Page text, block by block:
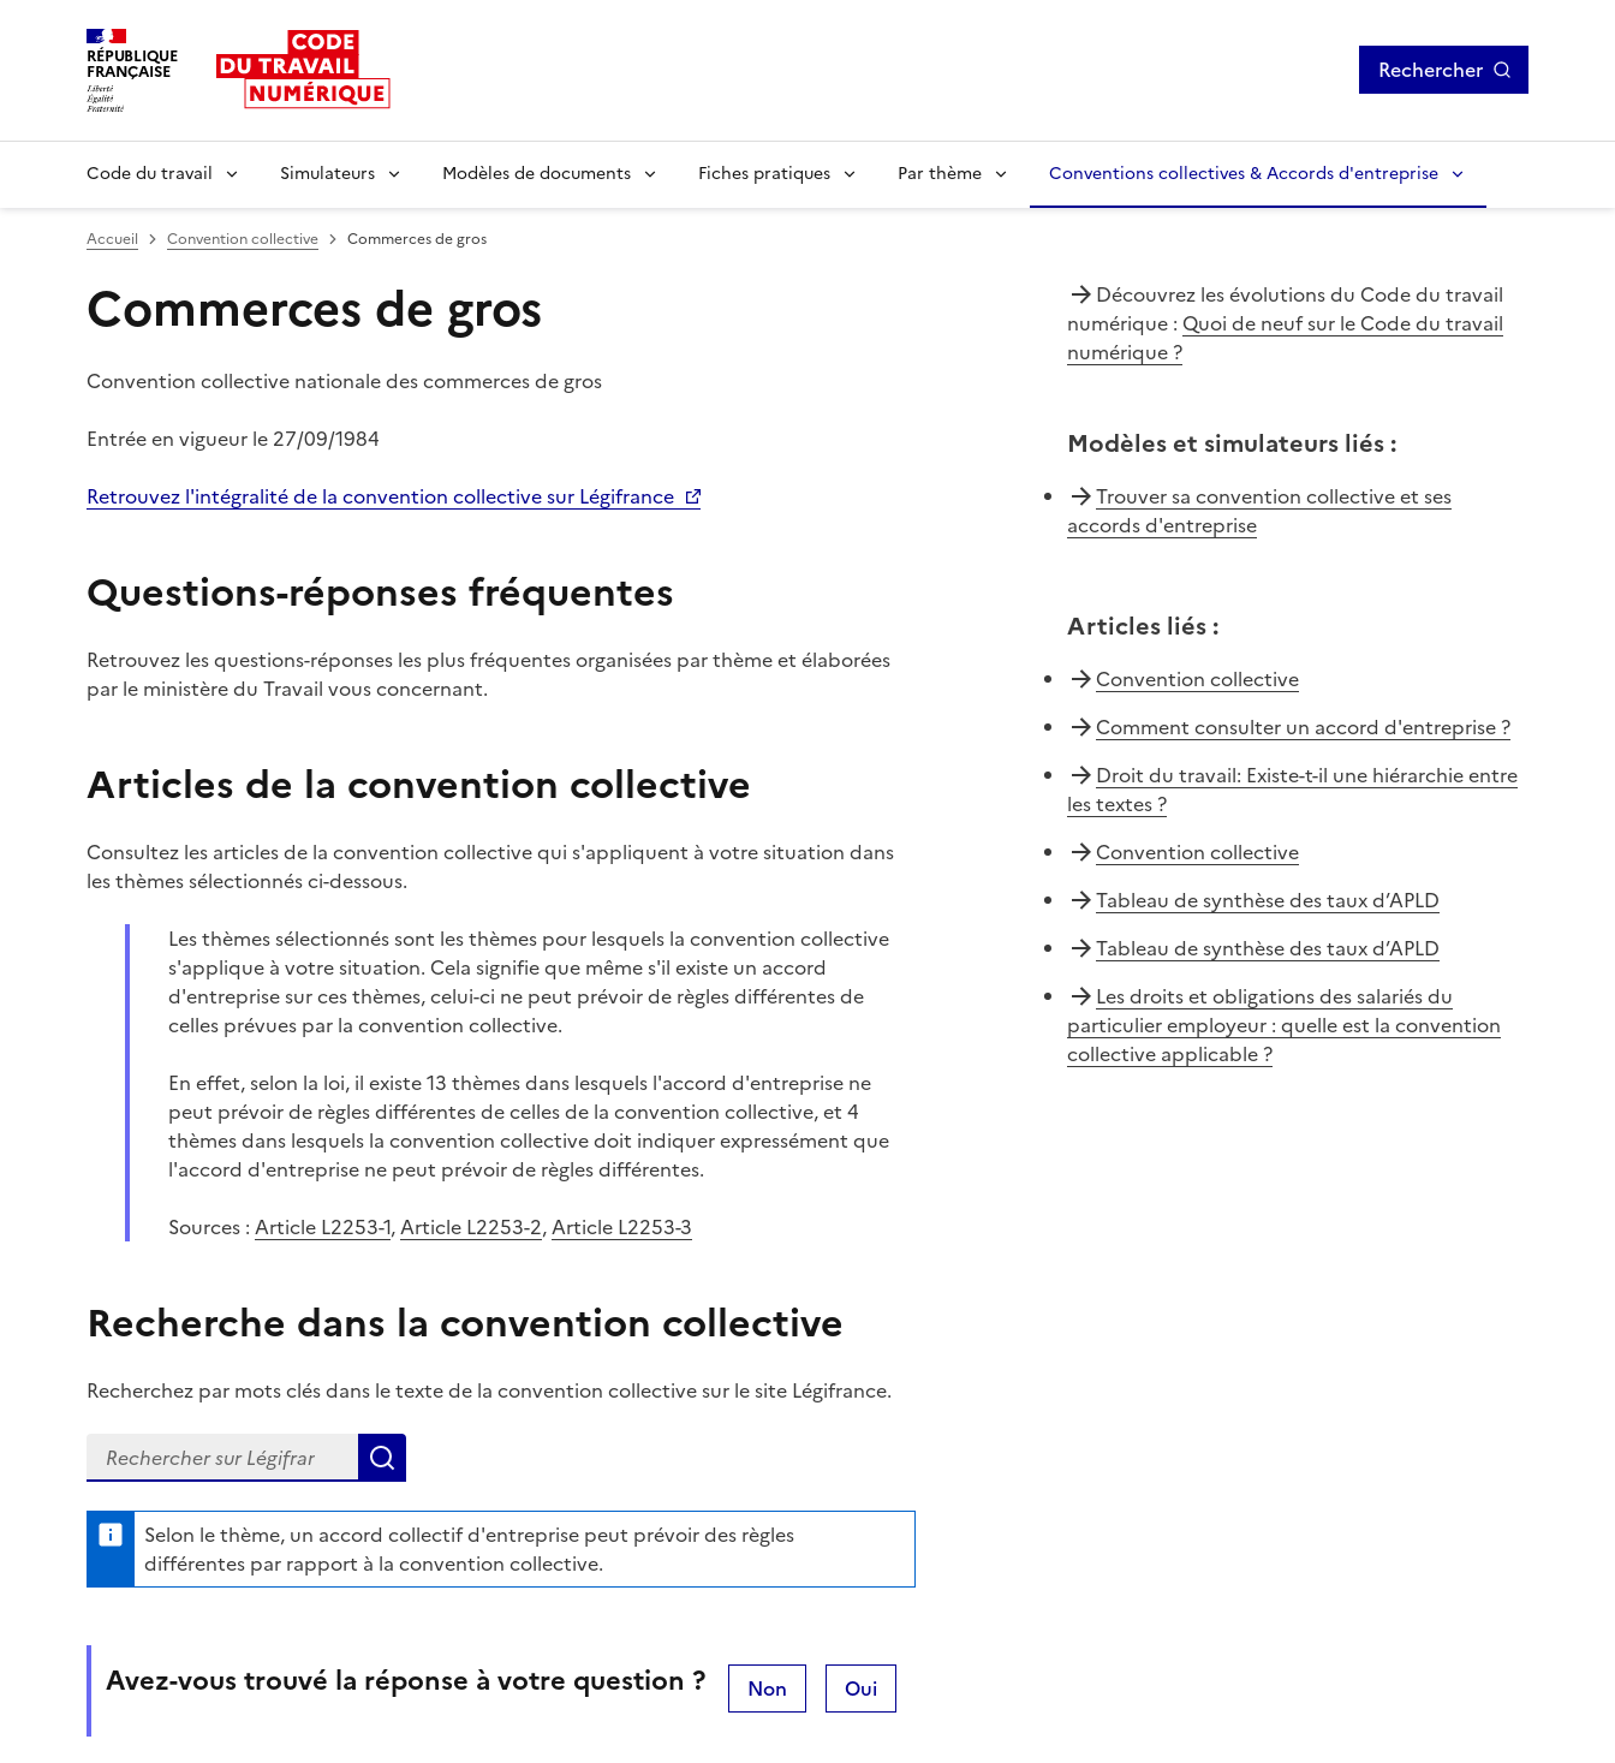
RÉPUBLIQUE
FRANÇAISE Rechercher
Code du travail Simulateurs Modèles de documents Fiches pratiques Par thème Conventions collectives & Accords d'entreprise
Accueil Convention collective Commerces de gros
Commerces de gros
Convention collective nationale des commerces de gros
Entrée en vigueur le 27/09/1984
Retrouvez l'intégralité de la convention collective sur Légifrance
Questions-réponses fréquentes
Retrouvez les questions-réponses les plus fréquentes organisées par thème et élaborées
par le ministère du Travail vous concernant.
Articles de la convention collective
Consultez les articles de la convention collective qui s'appliquent à votre situation dans
les thèmes sélectionnés ci-dessous.
Les thèmes sélectionnés sont les thèmes pour lesquels la convention collective
s'applique à votre situation. Cela signifie que même s'il existe un accord
d'entreprise sur ces thèmes, celui-ci ne peut prévoir de règles différentes de
celles prévues par la convention collective.
En effet, selon la loi, il existe 13 thèmes dans lesquels l'accord d'entreprise ne
peut prévoir de règles différentes de celles de la convention collective, et 4
thèmes dans lesquels la convention collective doit indiquer expressément que
l'accord d'entreprise ne peut prévoir de règles différentes.
Sources : Article L2253-1,Article L2253-2,Article L2253-3
Recherche dans la convention collective
Recherchez par mots clés dans le texte de la convention collective sur le site Légifrance.
Recherchez dans la convention collective sur Légifrance
Selon le thème, un accord collectif d'entreprise peut prévoir des règles
différentes par rapport à la convention collective.
Avez-vous trouvé la réponse à votre question ? Non Oui
Découvrez les évolutions du Code du travail
numérique : Quoi de neuf sur le Code du travail
numérique ?
Modèles et simulateurs liés:
Trouver sa convention collective et ses
accords d'entreprise
Articles liés:
Convention collective
Comment consulter un accord d'entreprise ?
Droit du travail: Existe-t-il une hiérarchie entre
les textes ?
Convention collective
Tableau de synthèse des taux d’APLD
Tableau de synthèse des taux d’APLD
Les droits et obligations des salariés du
particulier employeur : quelle est la convention
collective applicable ?